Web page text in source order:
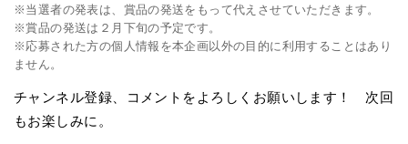
※当選者の発表は、賞品の発送をもって代えさせていただきます。
※賞品の発送は２月下旬の予定です。
※応募された方の個人情報を本企画以外の目的に利用することはあり
ません。
チャンネル登録、コメントをよろしくお願いします！ 次回
もお楽しみに。